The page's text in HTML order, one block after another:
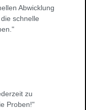
Abwicklung
schnelle
zu
Proben!"